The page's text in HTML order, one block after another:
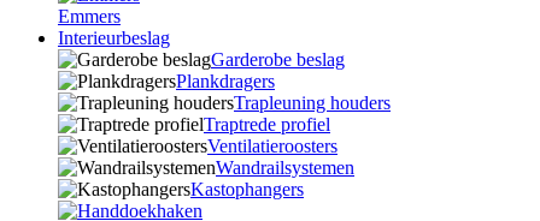
Emmers
Interieurbeslag
Garderobe beslag
Plankdragers
Trapleuning houders
Traptrede profiel
Ventilatieroosters
Wandrailsystemen
Kastophangers